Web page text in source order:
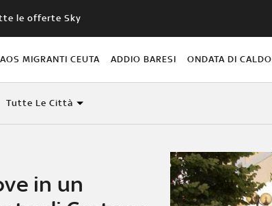
le offerte Sky
MIGRANTI CEUTA ADDIO BARESI ONDATA DI CALDO
Tutte Le Città
in un